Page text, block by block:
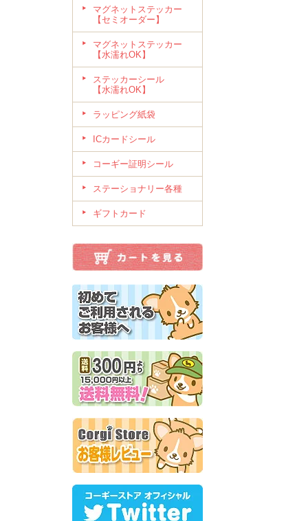
マグネットステッカー
【セミオーダー】
マグネットステッカー
【水濡れOK】
ステッカーシール
【水濡れOK】
ラッピング紙袋
ICカードシール
コーギー証明シール
ステーショナリー各種
ギフトカード